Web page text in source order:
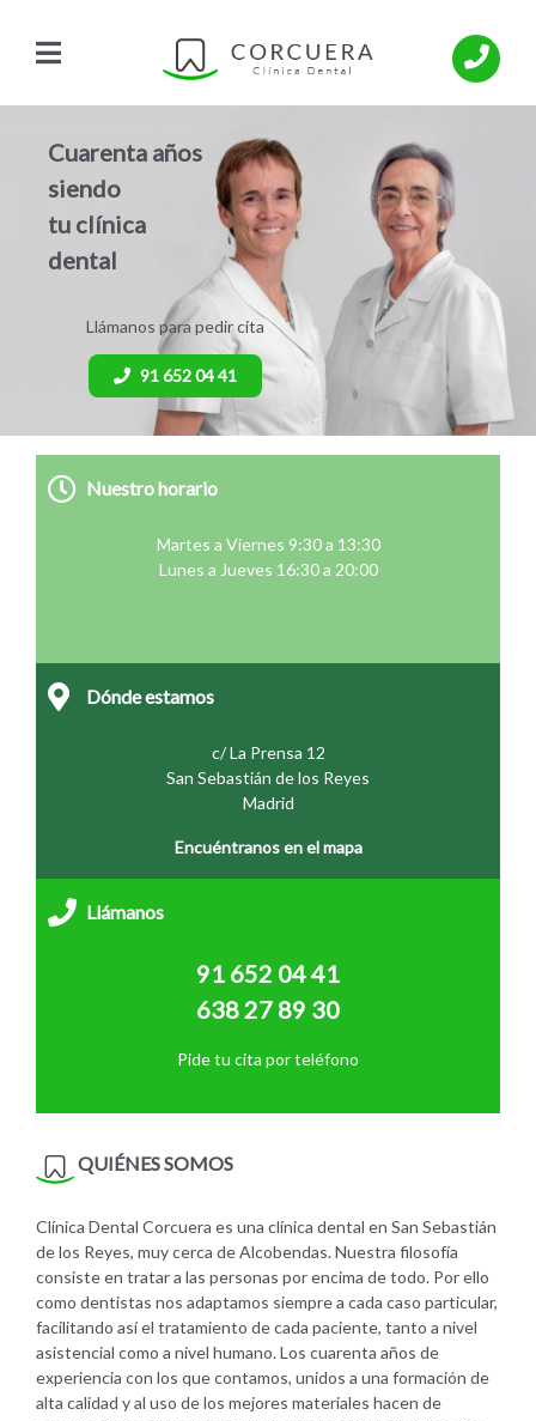
content
Cuarenta años
siendo
tu clínica
dental
Llámanos para pedir cita
91 652 04 41
Nuestro horario
Martes a Viernes 9:30 a 13:30
Lunes a Jueves 16:30 a 20:00
Dónde estamos
c/ La Prensa 12
San Sebastián de los Reyes
Madrid
Encuéntranos en el mapa
Llámanos
91 652 04 41
638 27 89 30
Pide tu cita por teléfono
QUIÉNES SOMOS
Clínica Dental Corcuera es una clínica dental en San Sebastián
de los Reyes, muy cerca de Alcobendas. Nuestra filosofía
consiste en tratar a las personas por encima de todo. Por ello
como dentistas nos adaptamos siempre a cada caso particular,
facilitando así el tratamiento de cada paciente, tanto a nivel
asistencial como a nivel humano. Los cuarenta años de
experiencia con los que contamos, unidos a una formación de
alta calidad y al uso de los mejores materiales hacen de